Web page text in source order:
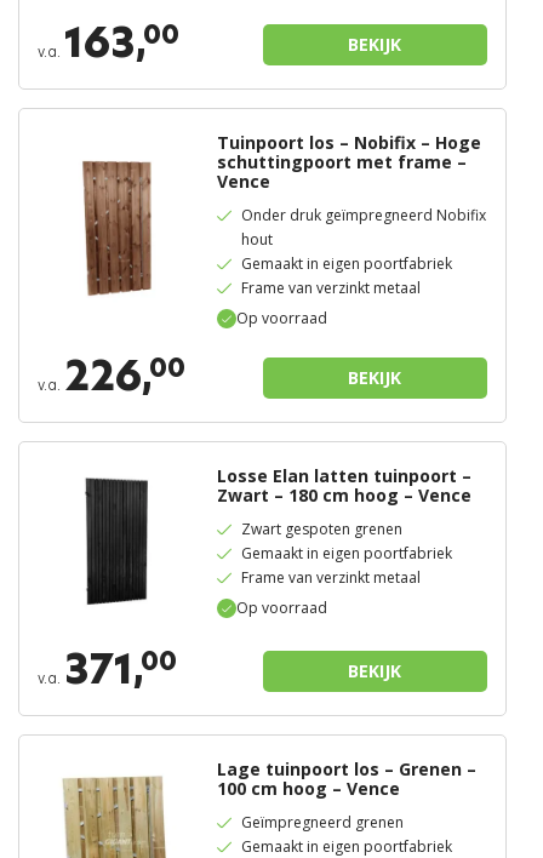
v.a. 163,00 BEKIJK
Op voorraad
Tuinpoort los – Nobifix – Hoge
schuttingpoort met frame –
Vence
Onder druk geïmpregneerd Nobifix
hout
Gemaakt in eigen poortfabriek
Frame van verzinkt metaal
v.a. 226,00 BEKIJK
Op voorraad
Losse Elan latten tuinpoort –
Zwart – 180 cm hoog – Vence
Zwart gespoten grenen
Gemaakt in eigen poortfabriek
Frame van verzinkt metaal
v.a. 371,00 BEKIJK
Lage tuinpoort los – Grenen –
100 cm hoog – Vence
Geïmpregneerd grenen
Gemaakt in eigen poortfabriek